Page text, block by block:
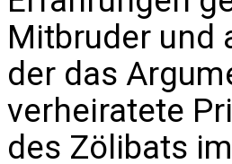
Mitbruder und
der das
verheiratete
des Zölibats